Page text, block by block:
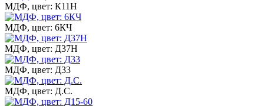
МДФ, цвет: К11Н
МДФ, цвет: 6КЧ
МДФ, цвет: Д37Н
МДФ, цвет: Д33
МДФ, цвет: Д.С.